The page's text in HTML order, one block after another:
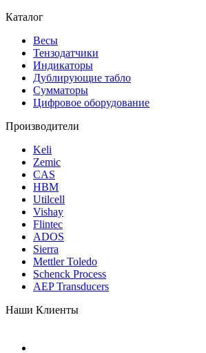
Каталог
Весы
Тензодатчики
Индикаторы
Дублирующие табло
Сумматоры
Цифровое оборудование
Производители
Keli
Zemic
CAS
HBM
Utilcell
Vishay
Flintec
ADOS
Sierra
Mettler Toledo
Schenck Process
AEP Transducers
Наши Клиенты